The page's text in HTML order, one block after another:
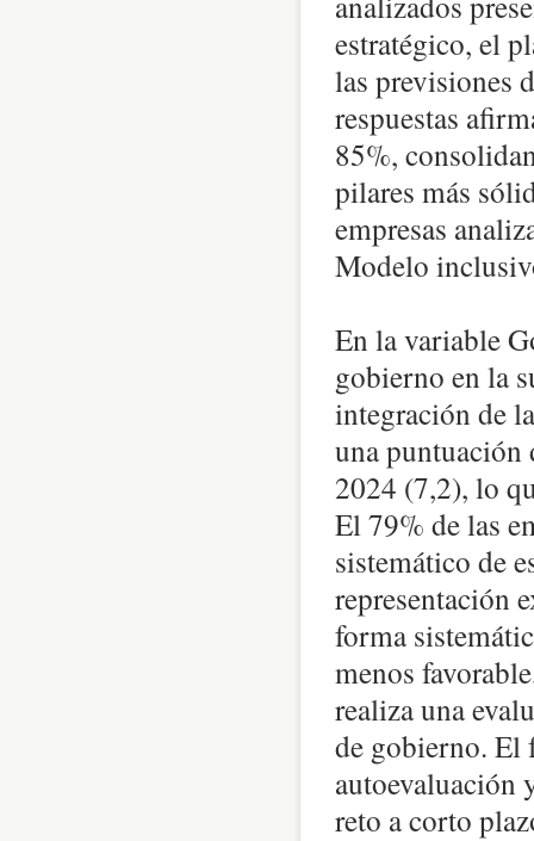
estratégico, el
las previsiones
respuestas
85%,
pilares más
empresas
Modelo
En la variable
gobierno en la
integración de
una puntuación
2024 (7,2), lo
El 79% de las
sistemático de
representación
forma
menos
realiza una
de gobierno. El
autoevaluación
reto a corto